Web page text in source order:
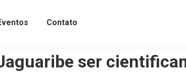
Contato
ser